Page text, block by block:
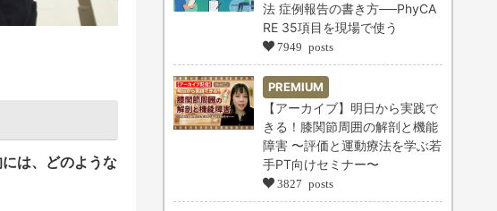
は、どのような
法 症例報告の書き方──PhyCA
RE 35項目を現場で使う
7949 posts
PREMIUM
【アーカイブ】明日から実践で
きる！膝関節周囲の解剖と機能
障害 〜評価と運動療法を学ぶ若
手PT向けセミナー〜
3827 posts